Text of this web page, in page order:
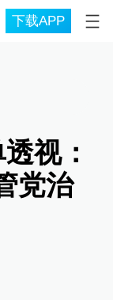
下载APP
视：
党治